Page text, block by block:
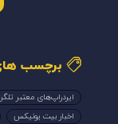
برچسب
ایردراپ‌های معتبر
اخبار بیت یونیکس